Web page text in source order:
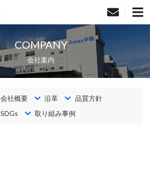
COMPANY
会社案内
会社概要 沿革
品質方針
SDGs 取り組み事例